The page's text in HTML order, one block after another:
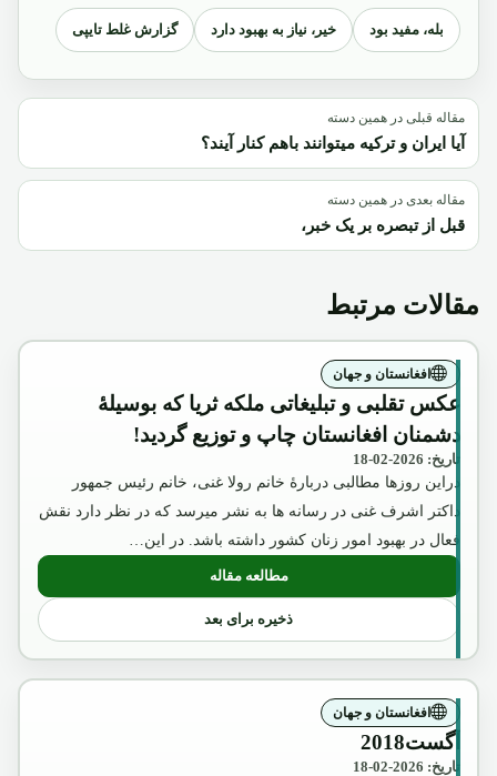
بله، مفید بود خیر، نیاز به بهبود دارد گزارش غلط تایپی
مقاله قبلی در همین دسته
آیا ایران و ترکیه میتوانند باهم کنار آیند؟
مقاله بعدی در همین دسته
قبل از تبصره بر یک خبر،
مقالات مرتبط
افغانستان و جهان
عکس تقلبی و تبلیغاتی ملکه ثریا که بوسیلۀ
دشمنان افغانستان چاپ و توزیع گردید!
تاریخ: 2026-02-18
دراین روزها مطالبی دربارۀ خانم رولا غنی، خانم رئیس جمهور
داکتر اشرف غنی در رسانه ها به نشر میرسد که در نظر دارد نقش
فعال در بهبود امور زنان کشور داشته باشد. در این…
مطالعه مقاله: عکس تقلبی و تبلیغاتی ملکه ثریا که
ذخیره برای بعد
افغانستان و جهان
آگست2018
تاریخ: 2026-02-18